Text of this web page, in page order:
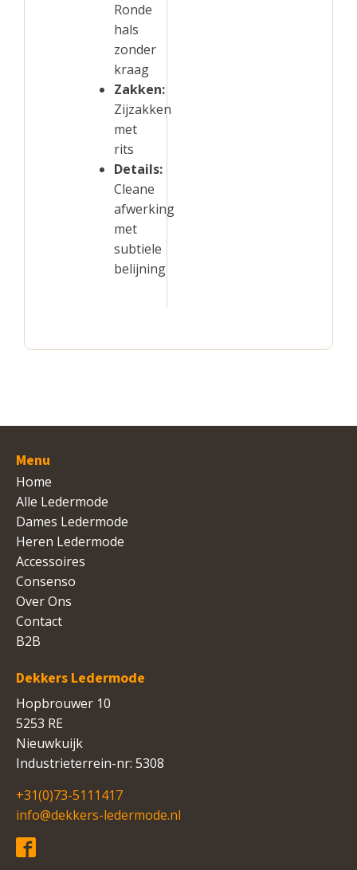
Ronde
hals
zonder
kraag
Zakken:
Zijzakken
met
rits
Details:
Cleane
afwerking
met
subtiele
belijning
Menu
Home
Alle Ledermode
Dames Ledermode
Heren Ledermode
Accessoires
Consenso
Over Ons
Contact
B2B
Dekkers Ledermode
Hopbrouwer 10
5253 RE
Nieuwkuijk
Industrieterrein-nr: 5308
+31(0)73-5111417
info@dekkers-ledermode.nl